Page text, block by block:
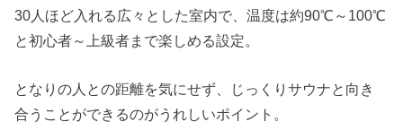
30人ほど入れる広々とした室内で、温度は約90℃～100℃
と初心者～上級者まで楽しめる設定。
となりの人との距離を気にせず、じっくりサウナと向き
合うことができるのがうれしいポイント。